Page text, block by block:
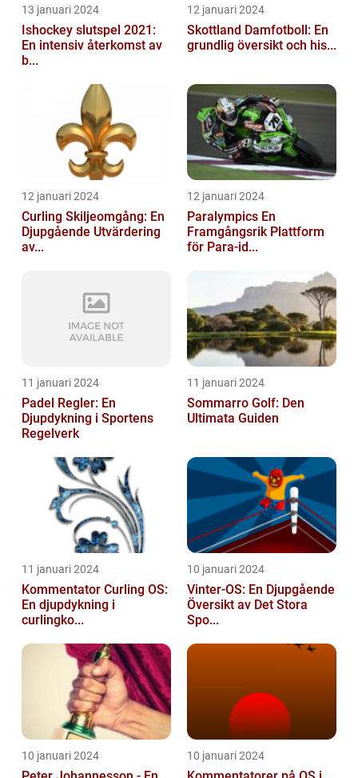
13 januari 2024
Ishockey slutspel 2021:
En intensiv återkomst av
b...
12 januari 2024
Skottland Damfotboll: En
grundlig översikt och his...
12 januari 2024
Curling Skiljeomgång: En
Djupgående Utvärdering
av...
12 januari 2024
Paralympics En
Framgångsrik Plattform
för Para-id...
11 januari 2024
Padel Regler: En
Djupdykning i Sportens
Regelverk
11 januari 2024
Sommarro Golf: Den
Ultimata Guiden
11 januari 2024
Kommentator Curling OS:
En djupdykning i
curlingko...
10 januari 2024
Vinter-OS: En Djupgående
Översikt av Det Stora
Spo...
10 januari 2024 10 januari 2024